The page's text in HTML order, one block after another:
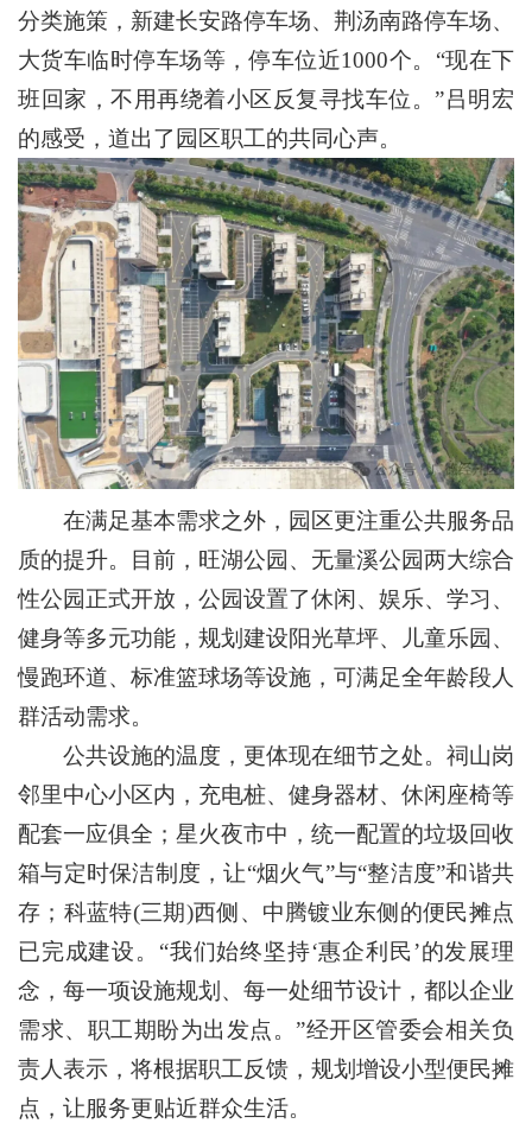
分类施策，新建长安路停车场、荆汤南路停车场、
大货车临时停车场等，停车位近1000个。“现在下
班回家，不用再绕着小区反复寻找车位。”吕明宏
的感受，道出了园区职工的共同心声。
在满足基本需求之外，园区更注重公共服务品
质的提升。目前，旺湖公园、无量溪公园两大综合
性公园正式开放，公园设置了休闲、娱乐、学习、
健身等多元功能，规划建设阳光草坪、儿童乐园、
慢跑环道、标准篮球场等设施，可满足全年龄段人
群活动需求。
公共设施的温度，更体现在细节之处。祠山岗
邻里中心小区内，充电桩、健身器材、休闲座椅等
配套一应俱全；星火夜市中，统一配置的垃圾回收
箱与定时保洁制度，让“烟火气”与“整洁度”和谐共
存；科蓝特(三期)西侧、中腾镀业东侧的便民摊点
已完成建设。“我们始终坚持‘惠企利民’的发展理
念，每一项设施规划、每一处细节设计，都以企业
需求、职工期盼为出发点。”经开区管委会相关负
责人表示，将根据职工反馈，规划增设小型便民摊
点，让服务更贴近群众生活。